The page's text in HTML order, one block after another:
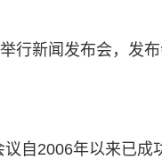
行新闻发布会，发
自2006年以来已